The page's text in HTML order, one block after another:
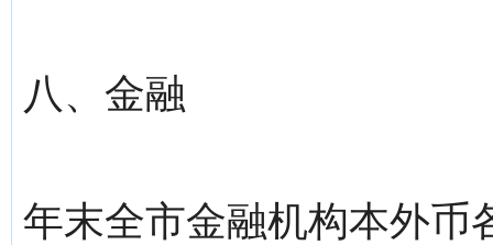
八、金融
年末全市金融机构本外币